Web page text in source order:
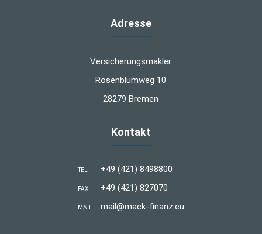
Adresse
Versicherungsmakler
Rosenblumweg 10
28279 Bremen
Kontakt
TEL +49 (421) 8498800
FAX +49 (421) 827070
MAIL mail@mack-finanz.eu